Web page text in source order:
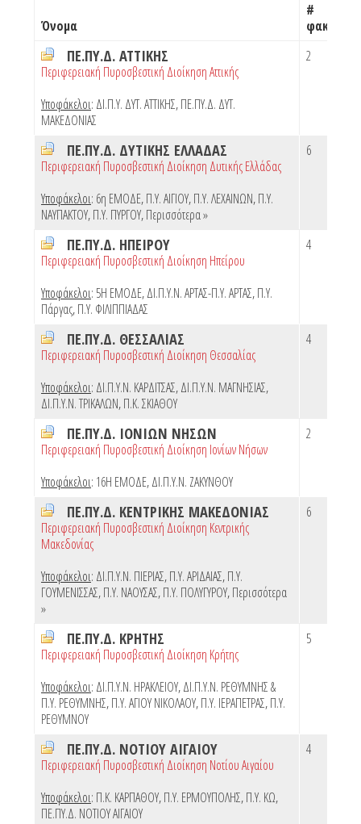
Όνομα
#
φακέλων
ΠΕ.ΠΥ.Δ. ΑΤΤΙΚΗΣ
Περιφερειακή Πυροσβεστική Διοίκηση Αττικής
Υποφάκελοι: ΔΙ.Π.Υ. ΔΥΤ. ΑΤΤΙΚΗΣ,ΠΕ.ΠΥ.Δ. ΔΥΤ.
ΜΑΚΕΔΟΝΙΑΣ
2
ΠΕ.ΠΥ.Δ. ΔΥΤΙΚΗΣ ΕΛΛΑΔΑΣ
Περιφερειακή Πυροσβεστική Διοίκηση Δυτικής Ελλάδας
Υποφάκελοι: 6η ΕΜΟΔΕ,Π.Υ. ΑΙΓΙΟΥ,Π.Υ. ΛΕΧΑΙΝΩΝ,Π.Υ.
ΝΑΥΠΑΚΤΟΥ,Π.Υ. ΠΥΡΓΟΥ,Περισσότερα »
6
ΠΕ.ΠΥ.Δ. ΗΠΕΙΡΟΥ
Περιφερειακή Πυροσβεστική Διοίκηση Ηπείρου
Υποφάκελοι: 5Η ΕΜΟΔΕ,ΔΙ.Π.Υ.Ν. ΑΡΤΑΣ-Π.Υ. ΑΡΤΑΣ,Π.Υ.
Πάργας,Π.Υ. ΦΙΛΙΠΠΙΑΔΑΣ
4
ΠΕ.ΠΥ.Δ. ΘΕΣΣΑΛΙΑΣ
Περιφερειακή Πυροσβεστική Διοίκηση Θεσσαλίας
Υποφάκελοι: ΔΙ.Π.Υ.Ν. ΚΑΡΔΙΤΣΑΣ,ΔΙ.Π.Υ.Ν. ΜΑΓΝΗΣΙΑΣ,
ΔΙ.Π.Υ.Ν. ΤΡΙΚΑΛΩΝ,Π.Κ. ΣΚΙΑΘΟΥ
4
ΠΕ.ΠΥ.Δ. ΙΟΝΙΩΝ ΝΗΣΩΝ
Περιφερειακή Πυροσβεστική Διοίκηση Ιονίων Νήσων
Υποφάκελοι: 16Η ΕΜΟΔΕ,ΔΙ.Π.Υ.Ν. ΖΑΚΥΝΘΟΥ
2
ΠΕ.ΠΥ.Δ. ΚΕΝΤΡΙΚΗΣ ΜΑΚΕΔΟΝΙΑΣ
Περιφερειακή Πυροσβεστική Διοίκηση Κεντρικής
Μακεδονίας
Υποφάκελοι: ΔΙ.Π.Υ.Ν. ΠΙΕΡΙΑΣ,Π.Υ. ΑΡΙΔΑΙΑΣ,Π.Υ.
ΓΟΥΜΕΝΙΣΣΑΣ,Π.Υ. ΝΑΟΥΣΑΣ,Π.Υ. ΠΟΛΥΓΥΡΟΥ,Περισσότερα
»
6
ΠΕ.ΠΥ.Δ. ΚΡΗΤΗΣ
Περιφερειακή Πυροσβεστική Διοίκηση Κρήτης
Υποφάκελοι: ΔΙ.Π.Υ.Ν. ΗΡΑΚΛΕΙΟΥ,ΔΙ.Π.Υ.Ν. ΡΕΘΥΜΝΗΣ &
Π.Υ. ΡΕΘΥΜΝΗΣ,Π.Υ. ΑΓΙΟΥ ΝΙΚΟΛΑΟΥ,Π.Υ. ΙΕΡΑΠΕΤΡΑΣ,Π.Υ.
ΡΕΘΥΜΝΟΥ
5
ΠΕ.ΠΥ.Δ. ΝΟΤΙΟΥ ΑΙΓΑΙΟΥ
Περιφερειακή Πυροσβεστική Διοίκηση Νοτίου Αιγαίου
Υποφάκελοι: Π.Κ. ΚΑΡΠΑΘΟΥ,Π.Υ. ΕΡΜΟΥΠΟΛΗΣ,Π.Υ. ΚΩ,
ΠΕ.ΠΥ.Δ. ΝΟΤΙΟΥ ΑΙΓΑΙΟΥ
4